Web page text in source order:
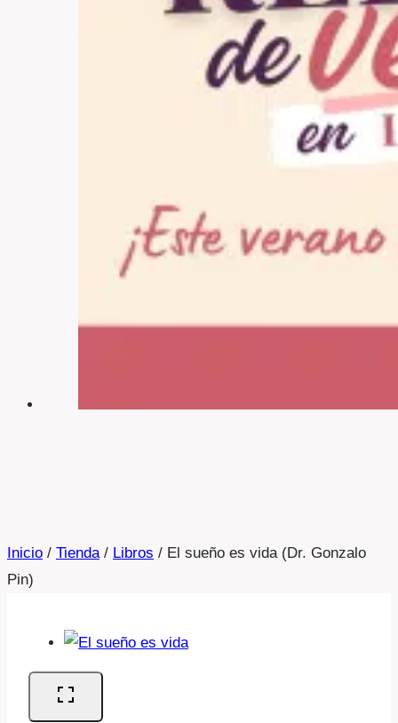
Inicio / Tienda / Libros / El sueño es vida (Dr. Gonzalo
Pin)